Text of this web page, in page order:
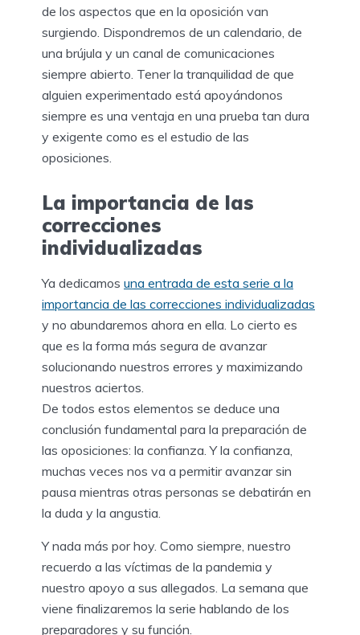
de los aspectos que en la oposición van
surgiendo. Dispondremos de un calendario, de
una brújula y un canal de comunicaciones
siempre abierto. Tener la tranquilidad de que
alguien experimentado está apoyándonos
siempre es una ventaja en una prueba tan dura
y exigente como es el estudio de las
oposiciones.
La importancia de las
correcciones
individualizadas
Ya dedicamos una entrada de esta serie a la
importancia de las correcciones individualizadas
y no abundaremos ahora en ella. Lo cierto es
que es la forma más segura de avanzar
solucionando nuestros errores y maximizando
nuestros aciertos.
De todos estos elementos se deduce una
conclusión fundamental para la preparación de
las oposiciones: la confianza. Y la confianza,
muchas veces nos va a permitir avanzar sin
pausa mientras otras personas se debatirán en
la duda y la angustia.
Y nada más por hoy. Como siempre, nuestro
recuerdo a las víctimas de la pandemia y
nuestro apoyo a sus allegados. La semana que
viene finalizaremos la serie hablando de los
preparadores y su función.